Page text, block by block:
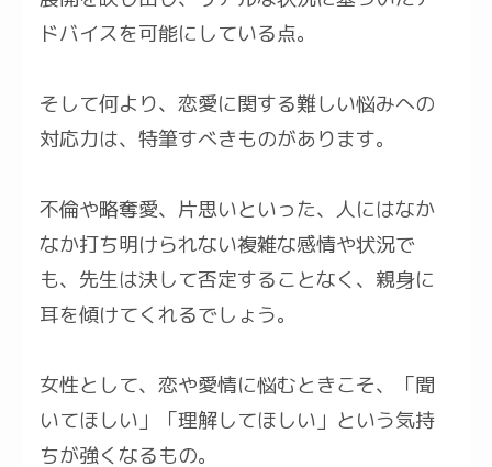
ドバイスを可能にしている点。
そして何より、恋愛に関する難しい悩みへの
対応力は、特筆すべきものがあります。
不倫や略奪愛、片思いといった、人にはなか
なか打ち明けられない複雑な感情や状況で
も、先生は決して否定することなく、親身に
耳を傾けてくれるでしょう。
女性として、恋や愛情に悩むときこそ、「聞
いてほしい」「理解してほしい」という気持
ちが強くなるもの。